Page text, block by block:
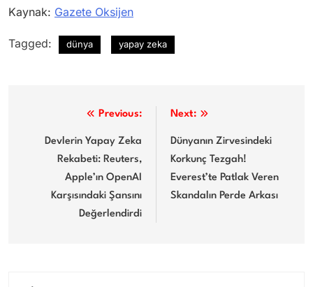
Kaynak: Gazete Oksijen
Tagged: dünya yapay zeka
gezinmesi
Previous:
Devlerin Yapay Zeka
Rekabeti: Reuters,
Apple’ın OpenAI
Karşısındaki Şansını
Değerlendirdi
Next:
Dünyanın Zirvesindeki
Korkunç Tezgah!
Everest’te Patlak Veren
Skandalın Perde Arkası